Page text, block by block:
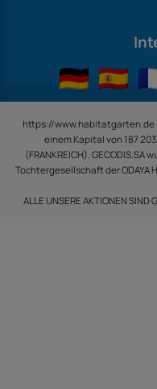
https://www.habitatgarten.de
einem Kapital von 187
(FRANKREICH).
Tochtergesellschaft der ODAYA
ALLE UNSERE AKTIONEN SIND